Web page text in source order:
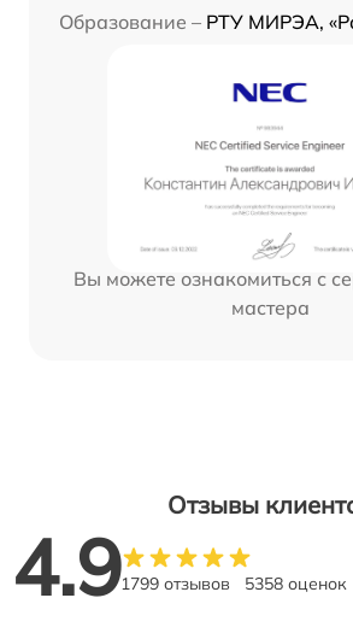
Образование – РТУ МИРЭА,
Вы можете ознакомиться с
мастера
Отзывы
4.91799 отзывов 5358 оценок